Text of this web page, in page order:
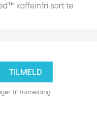
koffeinfri sort te
til framelding